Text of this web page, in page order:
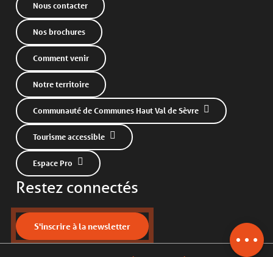
Nous contacter
Nos brochures
Comment venir
Notre territoire
Communauté de Communes Haut Val de Sèvre
Tourisme accessible
Espace Pro
Restez connectés
S'inscrire à la newsletter